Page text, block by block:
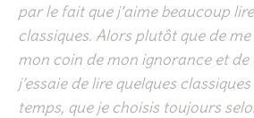
par le fait que j’aime beaucoup
classiques. Alors plutôt que de
mon coin de mon ignorance et de
j’essaie de lire quelques
temps, que je choisis toujours